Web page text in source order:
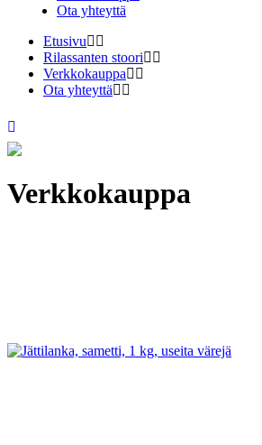
Ota yhteyttä
Etusivu
Rilassanten stoori
Verkkokauppa
Ota yhteyttä
Verkkokauppa